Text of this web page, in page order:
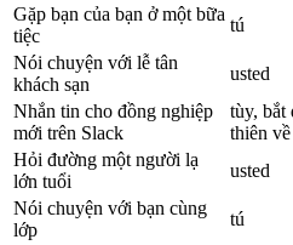
Gặp bạn của bạn ở một bữa
tiệc
tú
Nói chuyện với lễ tân
khách sạn
usted
Nhắn tin cho đồng nghiệp
mới trên Slack
tùy, bắt
thiên
Hỏi đường một người lạ
lớn tuổi
usted
Nói chuyện với bạn cùng
lớp
tú